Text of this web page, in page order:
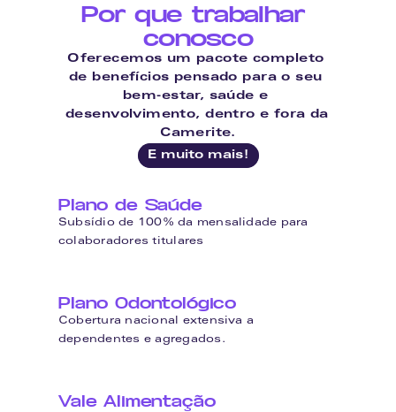
Por que trabalhar
conosco
Oferecemos um pacote completo
de benefícios pensado para o seu
bem-estar, saúde e
desenvolvimento, dentro e fora da
Camerite.
E muito mais!
Plano de Saúde
Subsídio de 100% da mensalidade para
colaboradores titulares
Plano Odontológico
Cobertura nacional extensiva a
dependentes e agregados.
Vale Alimentação